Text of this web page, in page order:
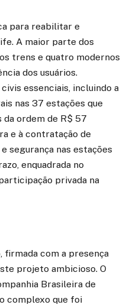
para reabilitar e
A maior parte dos
trens e quatro modernos
dos usuários.
essenciais, incluindo a
nas 37 estações que
ordem de R$ 57
e à contratação de
segurança nas estações
enquadrada no
privada na
firmada com a presença
projeto ambicioso. O
Brasileira de
complexo que foi